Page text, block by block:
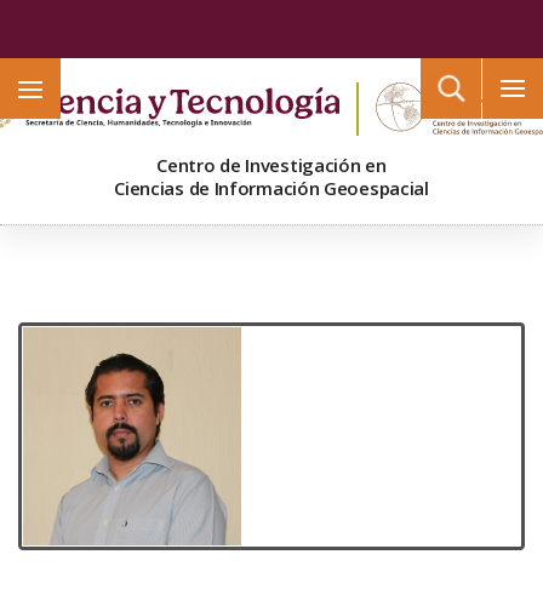
Centro de Investigación en
Ciencias de Información Geoespacial